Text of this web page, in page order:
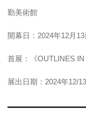
勤美術館
開幕日：2024年12月13
首展：《OUTLINES IN
展出日期：2024年12/